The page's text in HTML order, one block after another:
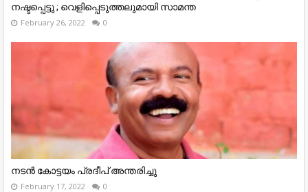
നഷ്ടപ്പെട്ടു ; വെളിപ്പെടുത്തലുമായി സാമന്ത
February 26, 2022 0
നടന്‍ കോട്ടയം പ്രദീപ് അന്തരിച്ചു
February 17, 2022 0